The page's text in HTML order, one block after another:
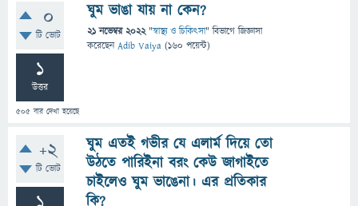
0
টি ভোট
1
উত্তর
505 বার দেখা হয়েছে
ঘুম ভাঙা যায় না কেন?
21 নভেম্বর 2022 "স্বাস্থ্য ও চিকিৎসা" বিভাগে জিজ্ঞাসা
করেছেনAdib Vaiya (160 পয়েন্ট)
+2
টি ভোট
ঘুম এতই গভীর যে এলার্ম দিয়ে তো
উঠতে পারিইনা বরং কেউ জাগাইতে
চাইলেও ঘুম ভাঙেনা। এর প্রতিকার
কি?